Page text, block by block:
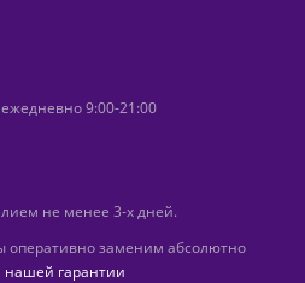
9:00-21:00
не менее 3-х дней.
оперативно заменим абсолютно
нашей гарантии